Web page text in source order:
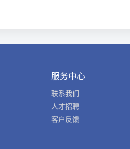
服务中心
联系我们
人才招聘
客户反馈